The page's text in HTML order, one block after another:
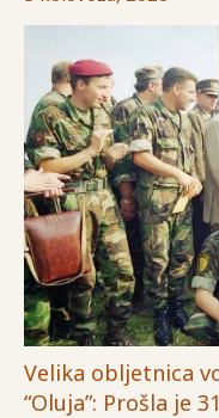
Velika obljetnica
“Oluja”: Prošla je